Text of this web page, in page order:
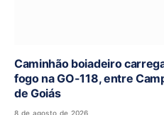
Caminhão boiadeiro
fogo na GO-118, entre
de Goiás
8 de agosto de 2026